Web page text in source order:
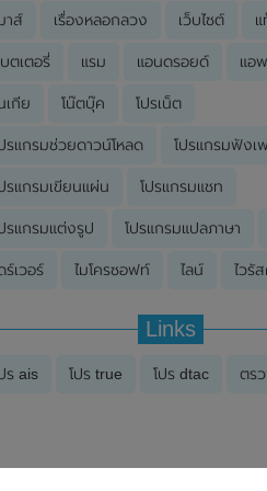
าส์ เรื่องหลอกลวง เว็บไซต์ แ
ตเตอรี่ แรม แอนดรอยด์ แอ
เกีย โน๊ตบุ๊ค โปรเน็ต
รแกรมช่วยดาวน์โหลด โปรแกรมฟังเ
รแกรมเขียนแผ่น โปรแกรมแชท
รแกรมแต่งรูป โปรแกรมแปลภาษา
ร์เวอร์ ไมโครซอฟท์ ไลน์ ไวรั
Links
ร ais โปร true โปร dtac ตร